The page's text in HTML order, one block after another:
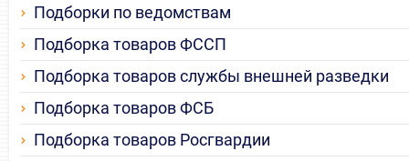
Подборки по ведомствам
Подборка товаров ФССП
Подборка товаров службы внешней разведки
Подборка товаров ФСБ
Подборка товаров Росгвардии